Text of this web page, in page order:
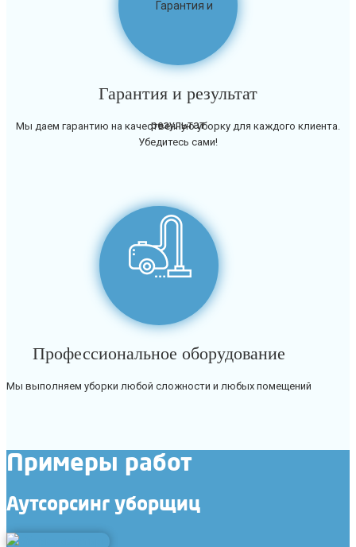
Гарантия и результат
Мы даем гарантию на качественную уборку для каждого клиента.
Убедитесь сами!
Профессиональное оборудование
Мы выполняем уборки любой сложности и любых помещений
Примеры работ
Аутсорсинг уборщиц